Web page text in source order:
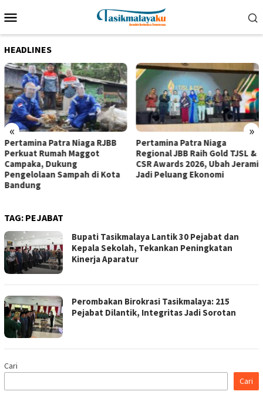
ke
Mobile
HEADLINES
« »
Pertamina Patra Niaga RJBB
Perkuat Rumah Maggot
Campaka, Dukung
Pengelolaan Sampah di Kota
Bandung
Pertamina Patra Niaga
Regional JBB Raih Gold TJSL &
CSR Awards 2026, Ubah Jerami
Jadi Peluang Ekonomi
TAG: PEJABAT
Bupati Tasikmalaya Lantik 30 Pejabat dan
Kepala Sekolah, Tekankan Peningkatan
Kinerja Aparatur
Perombakan Birokrasi Tasikmalaya: 215
Pejabat Dilantik, Integritas Jadi Sorotan
Cari
Cari